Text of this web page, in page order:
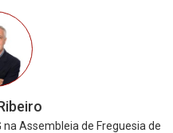
na Assembleia de Freguesia de